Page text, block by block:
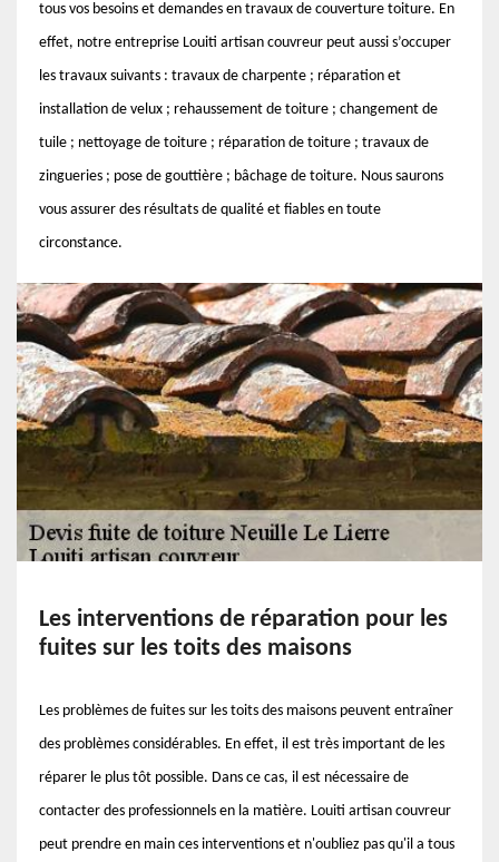
tous vos besoins et demandes en travaux de couverture toiture. En
effet, notre entreprise Louiti artisan couvreur peut aussi s’occuper
les travaux suivants : travaux de charpente ; réparation et
installation de velux ; rehaussement de toiture ; changement de
tuile ; nettoyage de toiture ; réparation de toiture ; travaux de
zingueries ; pose de gouttière ; bâchage de toiture. Nous saurons
vous assurer des résultats de qualité et fiables en toute
circonstance.
Les interventions de réparation pour les
fuites sur les toits des maisons
Les problèmes de fuites sur les toits des maisons peuvent entraîner
des problèmes considérables. En effet, il est très important de les
réparer le plus tôt possible. Dans ce cas, il est nécessaire de
contacter des professionnels en la matière. Louiti artisan couvreur
peut prendre en main ces interventions et n'oubliez pas qu'il a tous